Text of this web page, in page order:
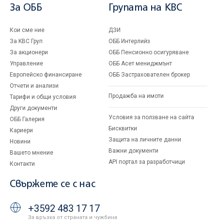
За ОББ
Кои сме ние
За KBC Груп
За акционери
Управление
Европейско финансиране
Отчети и анализи
Тарифи и общи условия
Други документи
ОББ Галерия
Кариери
Новини
Вашето мнение
Контакти
Групата на KBC
ДЗИ
ОББ Интерлийз
ОББ Пенсионно осигуряване
ОББ Асет мениджмънт
ОББ Застрахователен брокер
Продажба на имоти
Условия за ползване на сайта
Бисквитки
Защита на личните данни
Важни документи
API портал за разработчици
Свържете се с нас
+3592 483 17 17
За връзка от страната и чужбина